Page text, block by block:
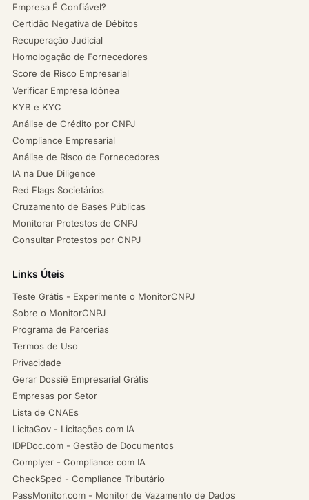
Empresa É Confiável?
Certidão Negativa de Débitos
Recuperação Judicial
Homologação de Fornecedores
Score de Risco Empresarial
Verificar Empresa Idônea
KYB e KYC
Análise de Crédito por CNPJ
Compliance Empresarial
Análise de Risco de Fornecedores
IA na Due Diligence
Red Flags Societários
Cruzamento de Bases Públicas
Monitorar Protestos de CNPJ
Consultar Protestos por CNPJ
Links Úteis
Teste Grátis - Experimente o MonitorCNPJ
Sobre o MonitorCNPJ
Programa de Parcerias
Termos de Uso
Privacidade
Gerar Dossiê Empresarial Grátis
Empresas por Setor
Lista de CNAEs
LicitaGov - Licitações com IA
IDPDoc.com - Gestão de Documentos
Complyer - Compliance com IA
CheckSped - Compliance Tributário
PassMonitor.com - Monitor de Vazamento de Dados